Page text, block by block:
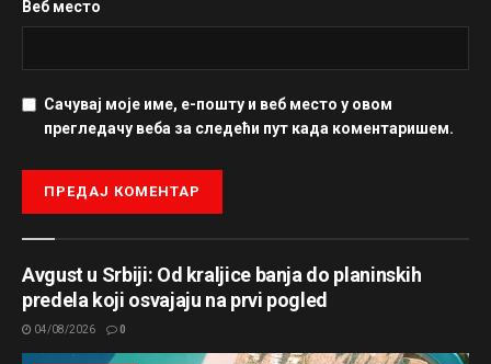
posetu Porečkoj reci nezaboravnom avanturom.
posetiocima mir i inspiraciju.
reka
Веб место
Сачувај моје име, е-пошту и веб место у овом
прегледачу веба за следећи пут када коментаришем.
Avgust u Srbiji: Od kraljice banja do planinskih
predela koji osvajaju na prvi pogled
04/08/2026 0